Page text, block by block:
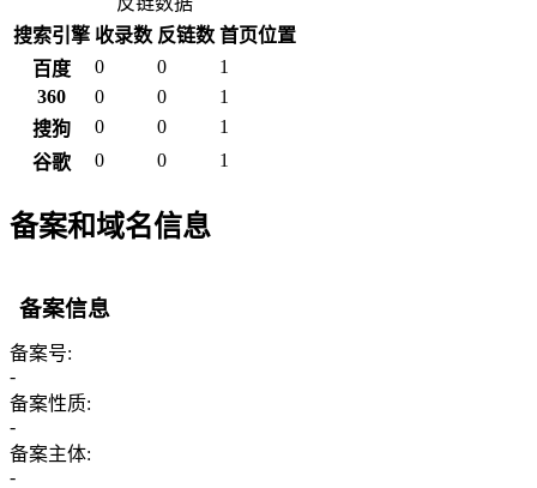
搜索引擎 收录数 反链数 首页位置
百度
0 0
1
360
0 0
1
搜狗
0 0
1
谷歌
0 0 1
备案和域名信息
备案信息
备案号:
-
备案性质:
-
备案主体:
-